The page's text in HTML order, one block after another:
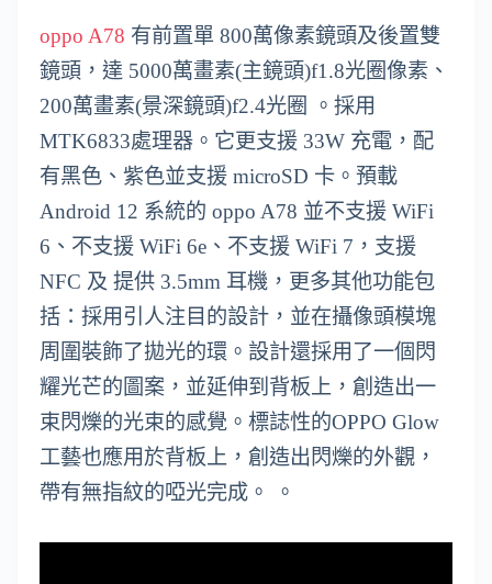
oppo A78 有前置單 800萬像素鏡頭及後置雙
鏡頭，達 5000萬畫素(主鏡頭)f1.8光圈像素、
200萬畫素(景深鏡頭)f2.4光圈 。採用
MTK6833處理器。它更支援 33W 充電，配
有黑色、紫色並支援 microSD 卡。預載
Android 12 系統的 oppo A78 並不支援 WiFi
6、不支援 WiFi 6e、不支援 WiFi 7，支援
NFC 及 提供 3.5mm 耳機，更多其他功能包
括：採用引人注目的設計，並在攝像頭模塊
周圍裝飾了拋光的環。設計還採用了一個閃
耀光芒的圖案，並延伸到背板上，創造出一
束閃爍的光束的感覺。標誌性的OPPO Glow
工藝也應用於背板上，創造出閃爍的外觀，
帶有無指紋的啞光完成。 。